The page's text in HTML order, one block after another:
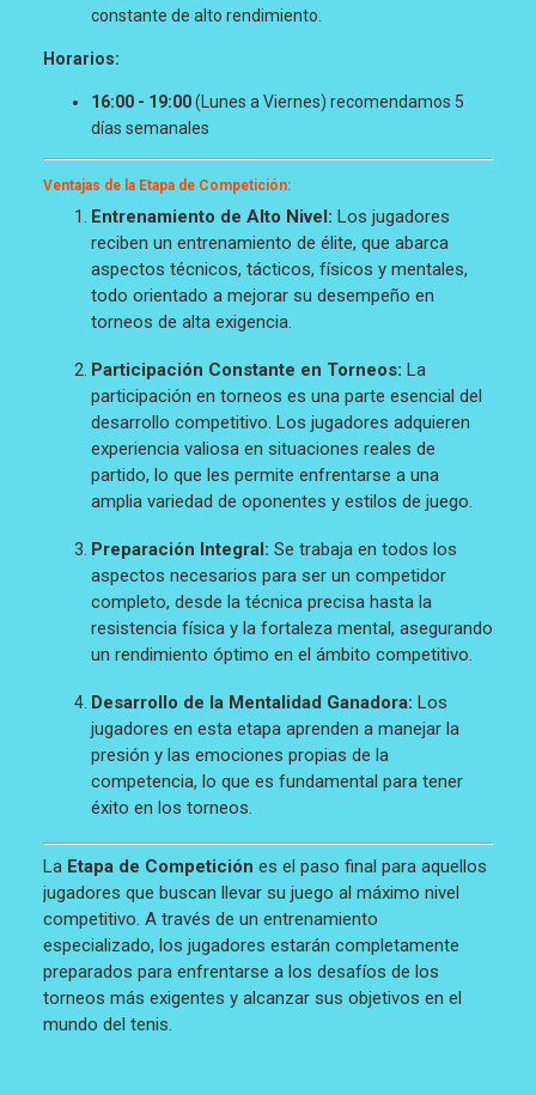
constante de alto rendimiento.
Horarios:
16:00 - 19:00(Lunes a Viernes) recomendamos 5
días semanales
Ventajas de la Etapa de Competición:
Entrenamiento de Alto Nivel: Los jugadores
reciben un entrenamiento de élite, que abarca
aspectos técnicos, tácticos, físicos y mentales,
todo orientado a mejorar su desempeño en
torneos de alta exigencia.
Participación Constante en Torneos: La
participación en torneos es una parte esencial del
desarrollo competitivo. Los jugadores adquieren
experiencia valiosa en situaciones reales de
partido, lo que les permite enfrentarse a una
amplia variedad de oponentes y estilos de juego.
Preparación Integral: Se trabaja en todos los
aspectos necesarios para ser un competidor
completo, desde la técnica precisa hasta la
resistencia física y la fortaleza mental, asegurando
un rendimiento óptimo en el ámbito competitivo.
Desarrollo de la Mentalidad Ganadora: Los
jugadores en esta etapa aprenden a manejar la
presión y las emociones propias de la
competencia, lo que es fundamental para tener
éxito en los torneos.
La Etapa de Competición es el paso final para aquellos
jugadores que buscan llevar su juego al máximo nivel
competitivo. A través de un entrenamiento
especializado, los jugadores estarán completamente
preparados para enfrentarse a los desafíos de los
torneos más exigentes y alcanzar sus objetivos en el
mundo del tenis.